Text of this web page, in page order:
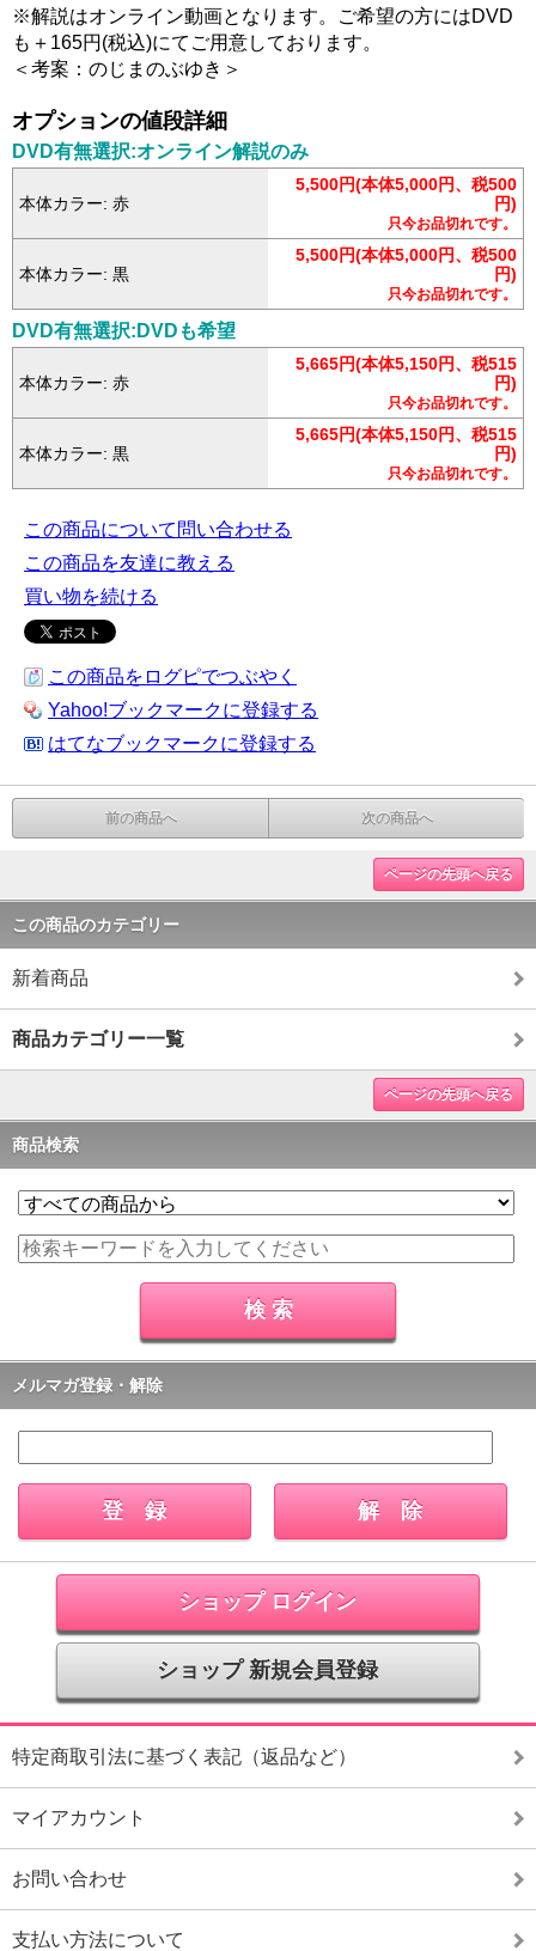
※解説はオンライン動画となります。ご希望の方にはDVD
も＋165円(税込)にてご用意しております。
＜考案：のじまのぶゆき＞
オプションの値段詳細
DVD有無選択:オンライン解説のみ
本体カラー: 赤
5,500円(本体5,000円、税500
円)
只今お品切れです。
本体カラー: 黒
5,500円(本体5,000円、税500
円)
只今お品切れです。
DVD有無選択:DVDも希望
本体カラー: 赤
5,665円(本体5,150円、税515
円)
只今お品切れです。
本体カラー: 黒
5,665円(本体5,150円、税515
円)
只今お品切れです。
この商品について問い合わせる
この商品を友達に教える
買い物を続ける
この商品をログピでつぶやく
Yahoo!ブックマークに登録する
はてなブックマークに登録する
前の商品へ 次の商品へ
ページの先頭へ戻る
この商品のカテゴリー
新着商品
商品カテゴリー一覧
ページの先頭へ戻る
商品検索
メルマガ登録・解除
ショップ ログイン
ショップ 新規会員登録
特定商取引法に基づく表記（返品など）
マイアカウント
お問い合わせ
支払い方法について